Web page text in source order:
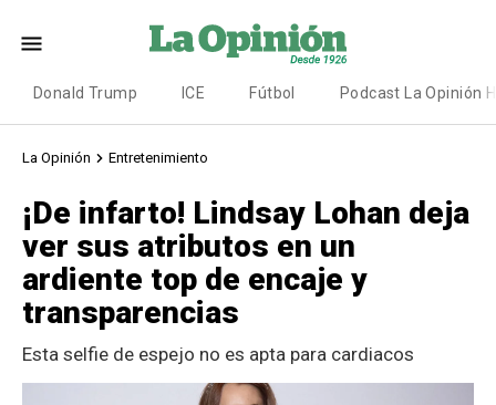
Donald Trump ICE Fútbol Podcast La Opinión
La Opinión Entretenimiento
¡De infarto! Lindsay Lohan deja
ver sus atributos en un
ardiente top de encaje y
transparencias
Esta selfie de espejo no es apta para cardiacos